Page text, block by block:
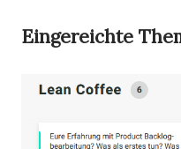
Eingereichte